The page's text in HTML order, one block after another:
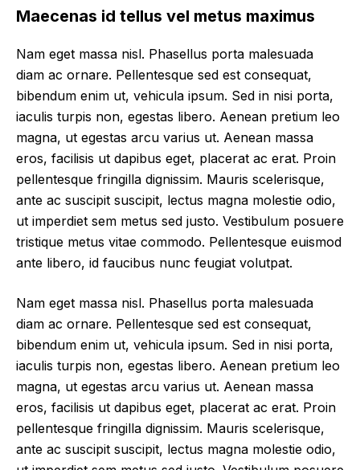
Maecenas id tellus vel metus maximus
Nam eget massa nisl. Phasellus porta malesuada
diam ac ornare. Pellentesque sed est consequat,
bibendum enim ut, vehicula ipsum. Sed in nisi porta,
iaculis turpis non, egestas libero. Aenean pretium leo
magna, ut egestas arcu varius ut. Aenean massa
eros, facilisis ut dapibus eget, placerat ac erat. Proin
pellentesque fringilla dignissim. Mauris scelerisque,
ante ac suscipit suscipit, lectus magna molestie odio,
ut imperdiet sem metus sed justo. Vestibulum posuere
tristique metus vitae commodo. Pellentesque euismod
ante libero, id faucibus nunc feugiat volutpat.
Nam eget massa nisl. Phasellus porta malesuada
diam ac ornare. Pellentesque sed est consequat,
bibendum enim ut, vehicula ipsum. Sed in nisi porta,
iaculis turpis non, egestas libero. Aenean pretium leo
magna, ut egestas arcu varius ut. Aenean massa
eros, facilisis ut dapibus eget, placerat ac erat. Proin
pellentesque fringilla dignissim. Mauris scelerisque,
ante ac suscipit suscipit, lectus magna molestie odio,